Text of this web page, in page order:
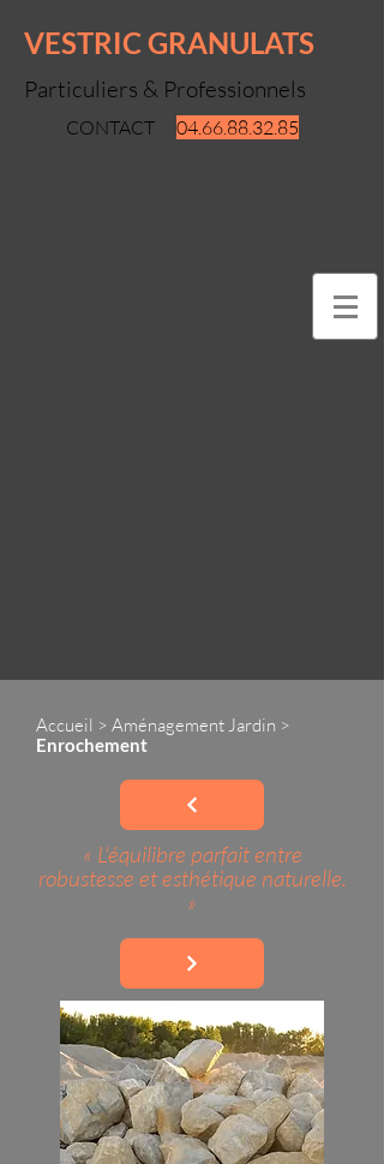
VESTRIC GRANULATS
Particuliers & Professionnels
CONTACT 04.66.88.32.85
Accueil > Aménagement Jardin >
Enrochement
« L'équilibre parfait entre
robustesse et esthétique naturelle.
»